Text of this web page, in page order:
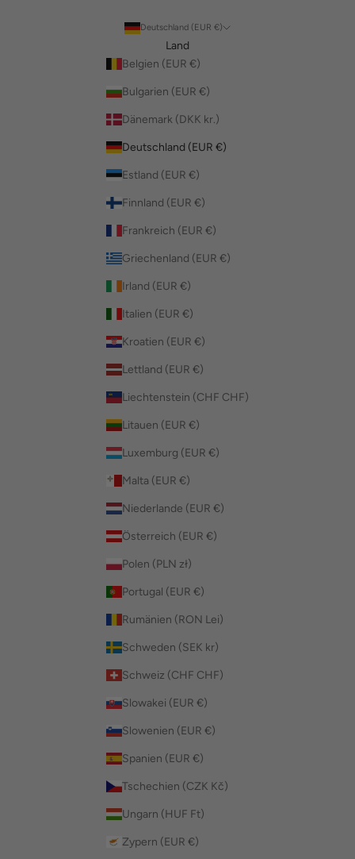
Deutschland (EUR €)
Land
Belgien (EUR €)
Bulgarien (EUR €)
Dänemark (DKK kr.)
Deutschland (EUR €)
Estland (EUR €)
Finnland (EUR €)
Frankreich (EUR €)
Griechenland (EUR €)
Irland (EUR €)
Italien (EUR €)
Kroatien (EUR €)
Lettland (EUR €)
Liechtenstein (CHF CHF)
Litauen (EUR €)
Luxemburg (EUR €)
Malta (EUR €)
Niederlande (EUR €)
Österreich (EUR €)
Polen (PLN zł)
Portugal (EUR €)
Rumänien (RON Lei)
Schweden (SEK kr)
Schweiz (CHF CHF)
Slowakei (EUR €)
Slowenien (EUR €)
Spanien (EUR €)
Tschechien (CZK Kč)
Ungarn (HUF Ft)
Zypern (EUR €)